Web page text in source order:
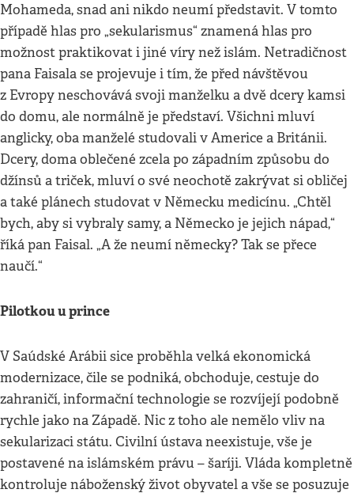
Mohameda, snad ani nikdo neumí představit. V tomto
případě hlas pro „sekularismus“ znamená hlas pro
možnost praktikovat i jiné víry než islám. Netradičnost
pana Faisala se projevuje i tím, že před návštěvou
z Evropy neschovává svoji manželku a dvě dcery kamsi
do domu, ale normálně je představí. Všichni mluví
anglicky, oba manželé studovali v Americe a Británii.
Dcery, doma oblečené zcela po západním způsobu do
džínsů a triček, mluví o své neochotě zakrývat si obličej
a také plánech studovat v Německu medicínu. „Chtěl
bych, aby si vybraly samy, a Německo je jejich nápad,“
říká pan Faisal. „A že neumí německy? Tak se přece
naučí.“
Pilotkou u prince
V Saúdské Arábii sice proběhla velká ekonomická
modernizace, čile se podniká, obchoduje, cestuje do
zahraničí, informační technologie se rozvíjejí podobně
rychle jako na Západě. Nic z toho ale nemělo vliv na
sekularizaci státu. Civilní ústava neexistuje, vše je
postavené na islámském právu – šaríji. Vláda kompletně
kontroluje náboženský život obyvatel a vše se posuzuje